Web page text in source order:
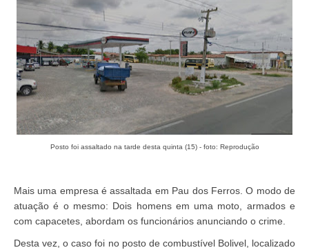
Posto foi assaltado na tarde desta quinta (15) - foto: Reprodução
Mais uma empresa é assaltada em Pau dos Ferros. O modo de
atuação é o mesmo: Dois homens em uma moto, armados e
com capacetes, abordam os funcionários anunciando o crime.
Desta vez, o caso foi no posto de combustível Bolivel, localizado